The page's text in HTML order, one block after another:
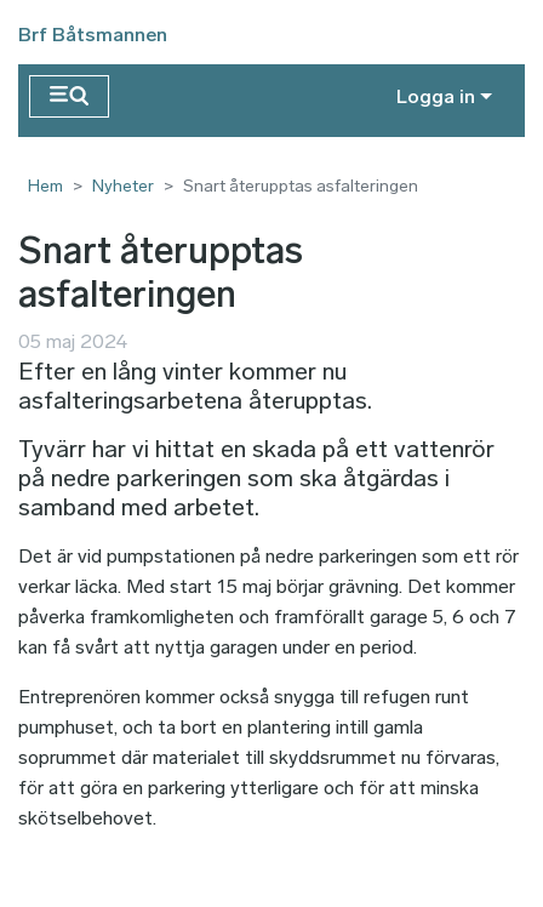
Brf Båtsmannen
Logga in
Hem Nyheter Snart återupptas asfalteringen
Snart återupptas
asfalteringen
05 maj 2024
Efter en lång vinter kommer nu
asfalteringsarbetena återupptas.
Tyvärr har vi hittat en skada på ett vattenrör
på nedre parkeringen som ska åtgärdas i
samband med arbetet.
Det är vid pumpstationen på nedre parkeringen som ett rör
verkar läcka. Med start 15 maj börjar grävning. Det kommer
påverka framkomligheten och framförallt garage 5, 6 och 7
kan få svårt att nyttja garagen under en period.
Entreprenören kommer också snygga till refugen runt
pumphuset, och ta bort en plantering intill gamla
soprummet där materialet till skyddsrummet nu förvaras,
för att göra en parkering ytterligare och för att minska
skötselbehovet.